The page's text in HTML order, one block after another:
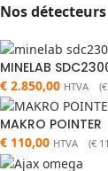
Nos détecteurs
MINELAB
€ 2.850,00 HTVA (€
MAKRO POINTER
€ 110,00 HTVA (€